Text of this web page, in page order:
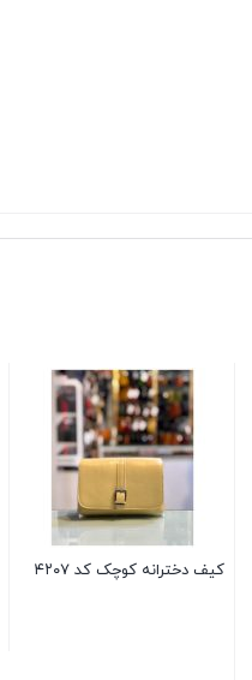
کیف دخترانه کوچک کد ۴۲۰۷